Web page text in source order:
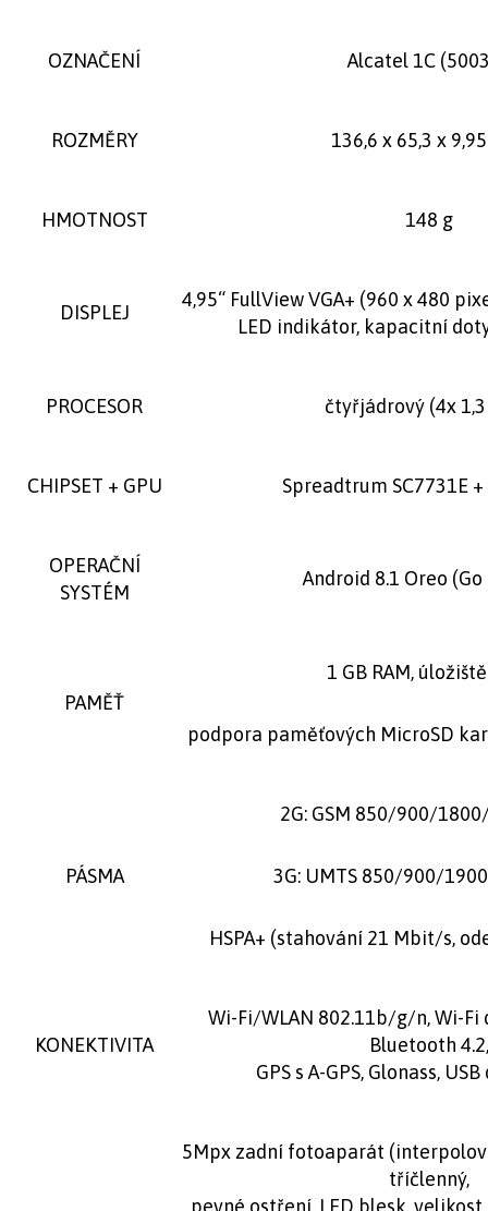
OZNAČENÍ Alcatel 1C
ROZMĚRY 136,6 x 65,3 x
HMOTNOST 148 g
DISPLEJ
4,95“ FullView VGA+ (960 x 480
LED indikátor, kapacitní
PROCESOR čtyřjádrový (4x 1,3
CHIPSET + GPU Spreadtrum SC7731E
OPERAČNÍ
SYSTÉM
Android 8.1 Oreo
PAMĚŤ
1 GB RAM,
podpora paměťových MicroSD
PÁSMA
2G: GSM 850/900/
3G: UMTS 850/900/
HSPA+ (stahování 21 Mbit/s,
KONEKTIVITA
Wi-Fi/WLAN 802.11b/g/n, Wi-Fi
Bluetooth 4.2,
GPS s A-GPS, Glonass,
5Mpx zadní fotoaparát
tříčlenný,
pevné ostření, LED blesk,